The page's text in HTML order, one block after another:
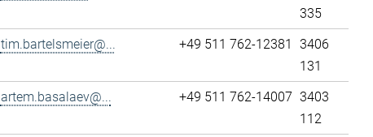
335
tim.bartelsmeier@... +49 511 762-12381
3406
131
artem.basalaev@... +49 511 762-14007 3403
112